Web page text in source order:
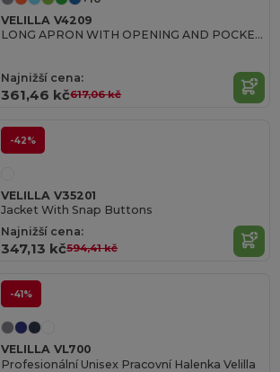
VELILLA V4209
LONG APRON WITH OPENING AND POCKETS
Najnižší cena:
361,46 kč617,06 kč
-42%
VELILLA V35201
Jacket With Snap Buttons
Najnižší cena:
347,13 kč594,41 kč
-41%
VELILLA VL700
Profesionální Unisex Pracovní Halenka Velilla